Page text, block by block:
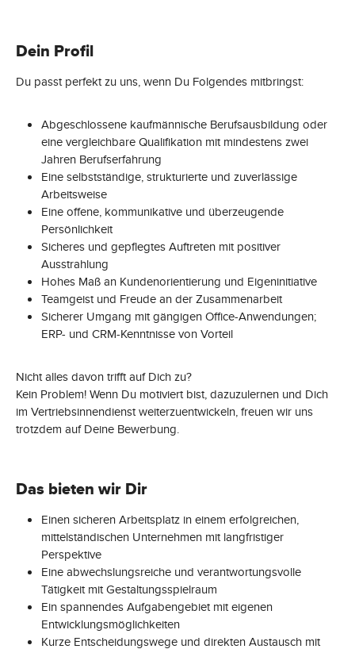
Dein Profil
Du passt perfekt zu uns, wenn Du Folgendes mitbringst:
Abgeschlossene kaufmännische Berufsausbildung oder
eine vergleichbare Qualifikation mit mindestens zwei
Jahren Berufserfahrung
Eine selbstständige, strukturierte und zuverlässige
Arbeitsweise
Eine offene, kommunikative und überzeugende
Persönlichkeit
Sicheres und gepflegtes Auftreten mit positiver
Ausstrahlung
Hohes Maß an Kundenorientierung und Eigeninitiative
Teamgeist und Freude an der Zusammenarbeit
Sicherer Umgang mit gängigen Office-Anwendungen;
ERP- und CRM-Kenntnisse von Vorteil
Nicht alles davon trifft auf Dich zu?
Kein Problem! Wenn Du motiviert bist, dazuzulernen und Dich
im Vertriebsinnendienst weiterzuentwickeln, freuen wir uns
trotzdem auf Deine Bewerbung.
Das bieten wir Dir
Einen sicheren Arbeitsplatz in einem erfolgreichen,
mittelständischen Unternehmen mit langfristiger
Perspektive
Eine abwechslungsreiche und verantwortungsvolle
Tätigkeit mit Gestaltungsspielraum
Ein spannendes Aufgabengebiet mit eigenen
Entwicklungsmöglichkeiten
Kurze Entscheidungswege und direkten Austausch mit